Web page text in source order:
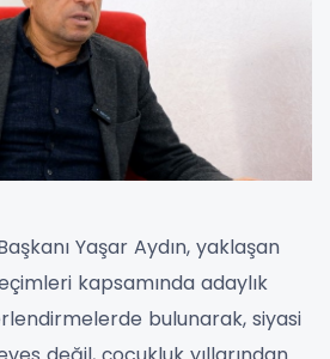
Yaşar Aydın, yaklaşan
kapsamında adaylık
bulunarak, siyasi